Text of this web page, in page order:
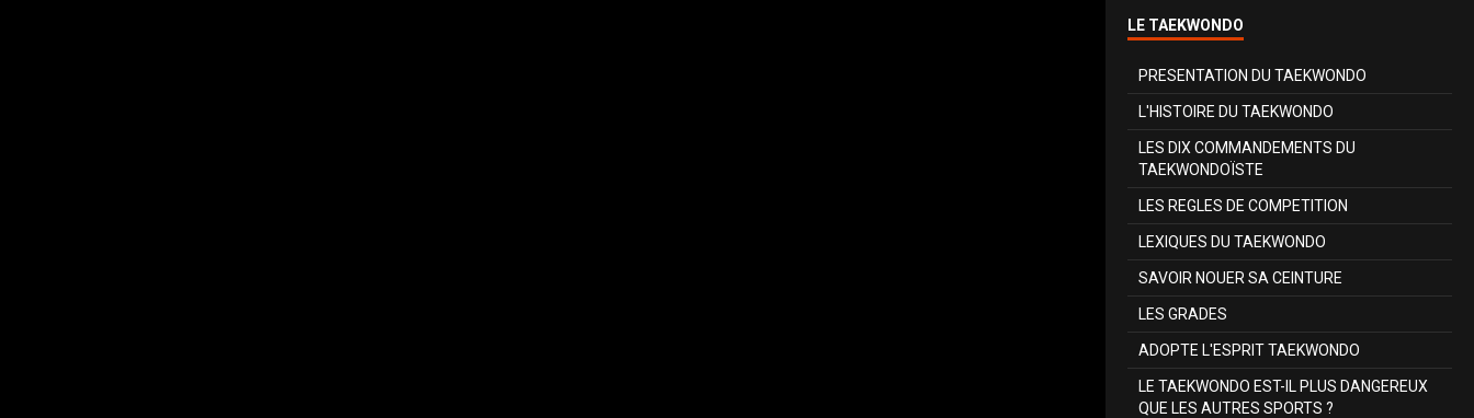
LE TAEKWONDO
PRESENTATION DU TAEKWONDO
L'HISTOIRE DU TAEKWONDO
LES DIX COMMANDEMENTS DU
TAEKWONDOÏSTE
LES REGLES DE COMPETITION
LEXIQUES DU TAEKWONDO
SAVOIR NOUER SA CEINTURE
LES GRADES
ADOPTE L'ESPRIT TAEKWONDO
LE TAEKWONDO EST-IL PLUS DANGEREUX
QUE LES AUTRES SPORTS ?